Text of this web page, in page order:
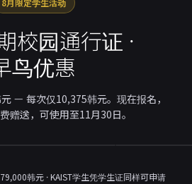
8月限定学生活动
校园通行证 ·
鸟优惠
— 每次仅10,375韩元。现在报名，
赠送，可使用至11月30日。
韩元 · KAIST学生凭学生证同样可申请